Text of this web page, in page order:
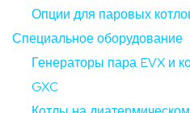
Опции для паровых
Специальное оборудование
Генераторы пара EVX и
GXC